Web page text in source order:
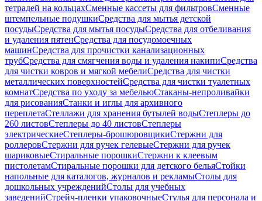
тетрадей на кольцахСменные кассеты для фильтровСменные
штемпельные подушкиСредства для мытья детской
посудыСредства для мытья посудыСредства для отбеливания
и удаления пятенСредства для посудомоечных
машинСредства для прочистки канализационных
трубСредства для смягчения воды и удаления накипиСредства
для чистки ковров и мягкой мебелиСредства для чистки
металлических поверхностейСредства для чистки туалетных
комнатСредства по уходу за мебельюСтаканы-непроливайки
для рисованияСтанки и иглы для архивного
переплетаСтеллажи для хранения бутылей водыСтеплеры до
260 листовСтеплеры до 40 листовСтеплеры
электрическиеСтеплеры-брошюровщикиСтержни для
роллеровСтержни для ручек гелевыеСтержни для ручек
шариковыеСтиральные порошкиСтержни к клеевым
пистолетамСтиральные порошки для детского бельяСтойки
напольные для каталогов, журналов и рекламыСтолы для
дошкольных учрежденийСтолы для учебных
заведенийСтрейч-пленки упаковочныеСтулья для персонала и